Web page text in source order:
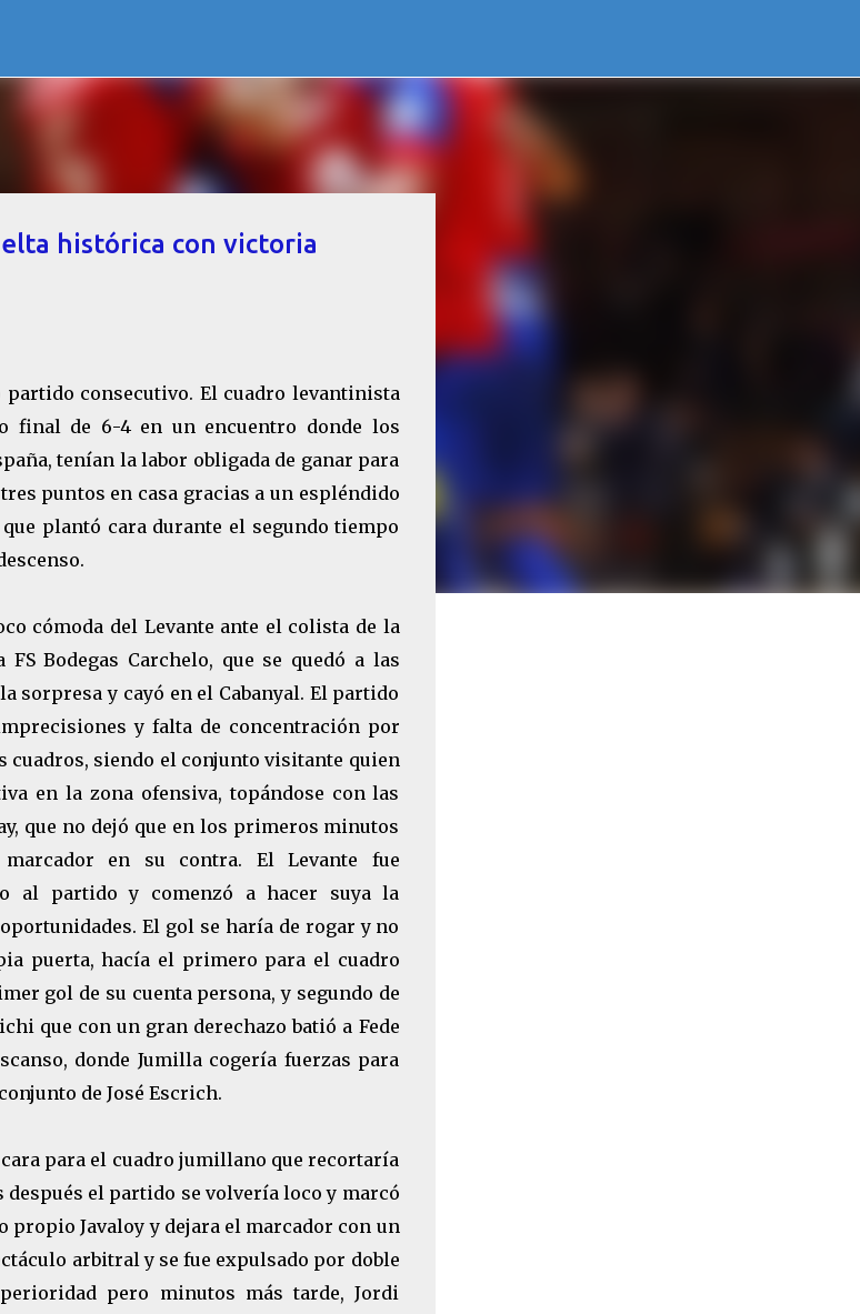
histórica con victoria
consecutivo. El cuadro levantinista
final de 6-4 en un encuentro donde los
tenían la labor obligada de ganar para
puntos en casa gracias a un espléndido
plantó cara durante el segundo tiempo
cómoda del Levante ante el colista de la
FS Bodegas Carchelo, que se quedó a las
sorpresa y cayó en el Cabanyal. El partido
y falta de concentración por
cuadros, siendo el conjunto visitante quien
en la zona ofensiva, topándose con las
que no dejó que en los primeros minutos
en su contra. El Levante fue
al partido y comenzó a hacer suya la
El gol se haría de rogar y no
puerta, hacía el primero para el cuadro
gol de su cuenta persona, y segundo de
que con un gran derechazo batió a Fede
donde Jumilla cogería fuerzas para
de José Escrich.
para el cuadro jumillano que recortaría
el partido se volvería loco y marcó
propio Javaloy y dejara el marcador con un
arbitral y se fue expulsado por doble
pero minutos más tarde, Jordi